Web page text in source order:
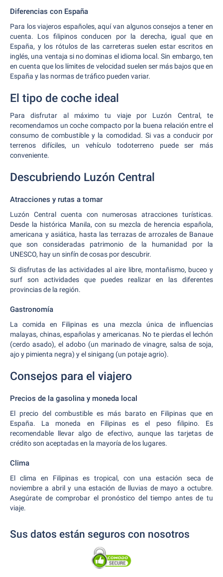
Diferencias con España
Para los viajeros españoles, aquí van algunos consejos a tener en
cuenta. Los filipinos conducen por la derecha, igual que en
España, y los rótulos de las carreteras suelen estar escritos en
inglés, una ventaja si no dominas el idioma local. Sin embargo, ten
en cuenta que los límites de velocidad suelen ser más bajos que en
España y las normas de tráfico pueden variar.
El tipo de coche ideal
Para disfrutar al máximo tu viaje por Luzón Central, te
recomendamos un coche compacto por la buena relación entre el
consumo de combustible y la comodidad. Si vas a conducir por
terrenos difíciles, un vehículo todoterreno puede ser más
conveniente.
Descubriendo Luzón Central
Atracciones y rutas a tomar
Luzón Central cuenta con numerosas atracciones turísticas.
Desde la histórica Manila, con su mezcla de herencia española,
americana y asiática, hasta las terrazas de arrozales de Banaue
que son consideradas patrimonio de la humanidad por la
UNESCO, hay un sinfín de cosas por descubrir.
Si disfrutas de las actividades al aire libre, montañismo, buceo y
surf son actividades que puedes realizar en las diferentes
provincias de la región.
Gastronomía
La comida en Filipinas es una mezcla única de influencias
malayas, chinas, españolas y americanas. No te pierdas el lechón
(cerdo asado), el adobo (un marinado de vinagre, salsa de soja,
ajo y pimienta negra) y el sinigang (un potaje agrio).
Consejos para el viajero
Precios de la gasolina y moneda local
El precio del combustible es más barato en Filipinas que en
España. La moneda en Filipinas es el peso filipino. Es
recomendable llevar algo de efectivo, aunque las tarjetas de
crédito son aceptadas en la mayoría de los lugares.
Clima
El clima en Filipinas es tropical, con una estación seca de
noviembre a abril y una estación de lluvias de mayo a octubre.
Asegúrate de comprobar el pronóstico del tiempo antes de tu
viaje.
Sus datos están seguros con nosotros